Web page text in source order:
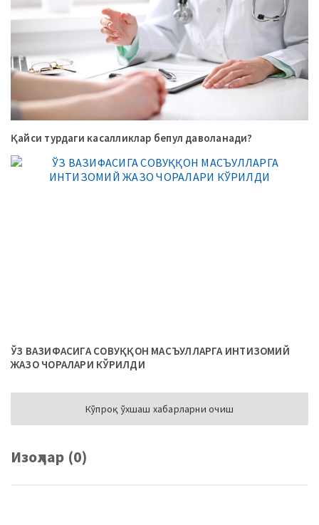
Қайси турдаги касалликлар бепул даволанади?
ЎЗ ВАЗИФАСИГА СОВУҚҚОН МАСЪУЛЛАРГА ИНТИЗОМИЙ
ЖАЗО ЧОРАЛАРИ КЎРИЛДИ
Кўпроқ ўхшаш хабарларни очиш
Изоҳлар (0)